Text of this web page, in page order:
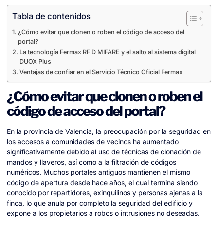
Tabla de contenidos
¿Cómo evitar que clonen o roben el código de acceso del
portal?
La tecnología Fermax RFID MIFARE y el salto al sistema digital
DUOX Plus
Ventajas de confiar en el Servicio Técnico Oficial Fermax
¿Cómo evitar que clonen o roben el
código de acceso del portal?
En la provincia de Valencia, la preocupación por la seguridad en
los accesos a comunidades de vecinos ha aumentado
significativamente debido al uso de técnicas de clonación de
mandos y llaveros, así como a la filtración de códigos
numéricos. Muchos portales antiguos mantienen el mismo
código de apertura desde hace años, el cual termina siendo
conocido por repartidores, exinquilinos y personas ajenas a la
finca, lo que anula por completo la seguridad del edificio y
expone a los propietarios a robos o intrusiones no deseadas.